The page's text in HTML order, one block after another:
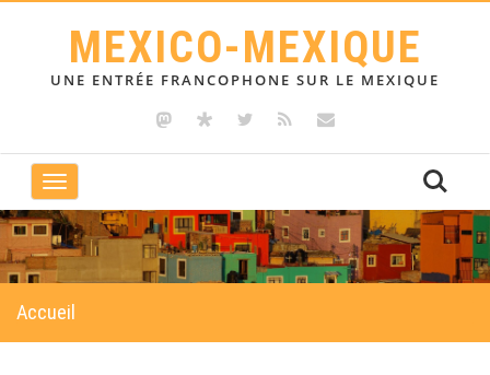
MEXICO-MEXIQUE
UNE ENTRÉE FRANCOPHONE SUR LE MEXIQUE
Toggle
navigation
Accueil